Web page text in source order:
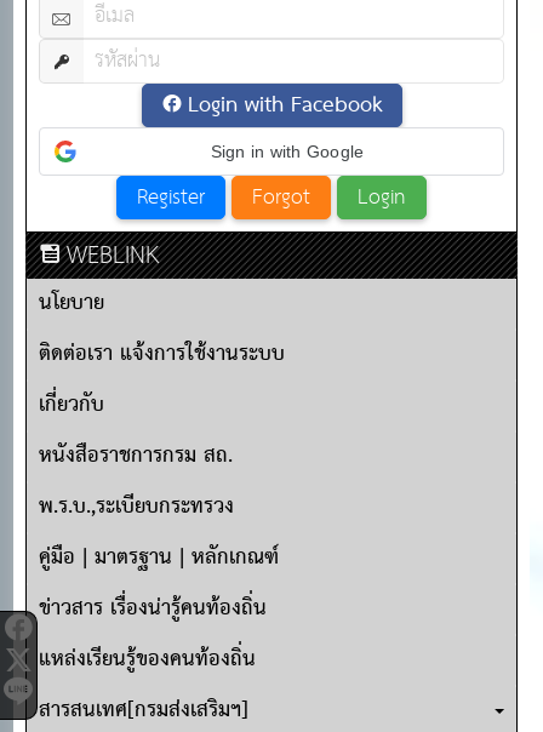
Login with Facebook
Sign in with Google
WEBLINK
นโยบาย
ติดต่อเรา แจ้งการใช้งานระบบ
เกี่ยวกับ
หนังสือราชการกรม สถ.
พ.ร.บ.,ระเบียบกระทรวง
คู่มือ | มาตรฐาน | หลักเกณฑ์
ข่าวสาร เรื่องน่ารู้คนท้องถิ่น
แหล่งเรียนรู้ของคนท้องถิ่น
สารสนเทศ[กรมส่งเสริมฯ]